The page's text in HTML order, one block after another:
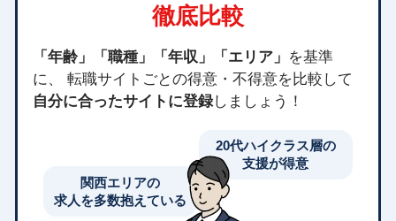
徹底比較
「年齢」「職種」「年収」「エリア」 を基準
に、 転職サイトごとの得意・不得意を比較して
自分に合ったサイトに登録しましょう！
関西エリアの
求人を多数抱えている
20代ハイクラス層の
支援が得意